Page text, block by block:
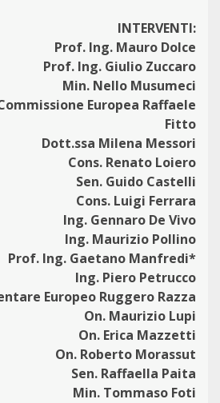
INTERVENTI:
Prof. Ing. Mauro Dolce
Prof. Ing. Giulio Zuccaro
Min. Nello Musumeci
Europea Raffaele
Fitto
Dott.ssa Milena Messori
Cons. Renato Loiero
Sen. Guido Castelli
Cons. Luigi Ferrara
Ing. Gennaro De Vivo
Ing. Maurizio Pollino
Prof. Ing. Gaetano Manfredi*
Ing. Piero Petrucco
Europeo Ruggero Razza
On. Maurizio Lupi
On. Erica Mazzetti
On. Roberto Morassut
Sen. Raffaella Paita
Min. Tommaso Foti